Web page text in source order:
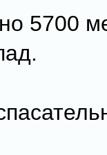
5700